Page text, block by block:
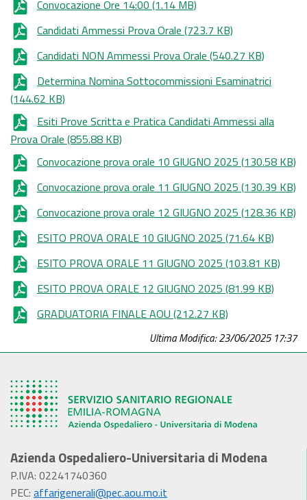
Convocazione Ore 14:00 (1.14 MB)
Candidati Ammessi Prova Orale (723.7 KB)
Candidati NON Ammessi Prova Orale (540.27 KB)
Determina Nomina Sottocommissioni Esaminatrici
(144.62 KB)
Esiti Prove Scritta e Pratica Candidati Ammessi alla
Prova Orale (855.88 KB)
Convocazione prova orale 10 GIUGNO 2025 (130.58 KB)
Convocazione prova orale 11 GIUGNO 2025 (130.39 KB)
Convocazione prova orale 12 GIUGNO 2025 (128.36 KB)
ESITO PROVA ORALE 10 GIUGNO 2025 (71.64 KB)
ESITO PROVA ORALE 11 GIUGNO 2025 (103.81 KB)
ESITO PROVA ORALE 12 GIUGNO 2025 (81.99 KB)
GRADUATORIA FINALE AOU (212.27 KB)
Ultima Modifica: 23/06/2025 17:37
Azienda Ospedaliero-Universitaria di Modena
P.IVA: 02241740360
PEC: affarigenerali@pec.aou.mo.it